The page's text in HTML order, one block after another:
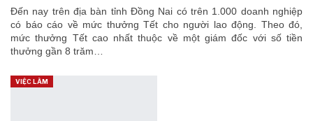
Đến nay trên địa bàn tỉnh Đồng Nai có trên 1.000 doanh nghiệp
có báo cáo về mức thưởng Tết cho người lao động. Theo đó,
mức thưởng Tết cao nhất thuộc về một giám đốc với số tiền
thưởng gần 8 trăm…
VIỆC LÀM